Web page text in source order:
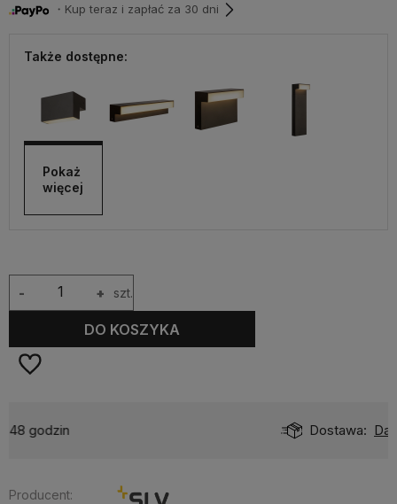
・Kup teraz i zapłać za 30 dni
Także dostępne:
Pokaż
więcej
+
- szt.
DO KOSZYKA
Producent: